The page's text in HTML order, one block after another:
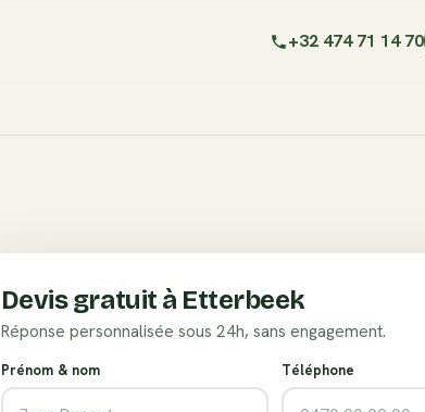
+32 474 71 14 70
Devis gratuit à Etterbeek
Réponse personnalisée sous 24h, sans engagement.
Prénom & nom Téléphone